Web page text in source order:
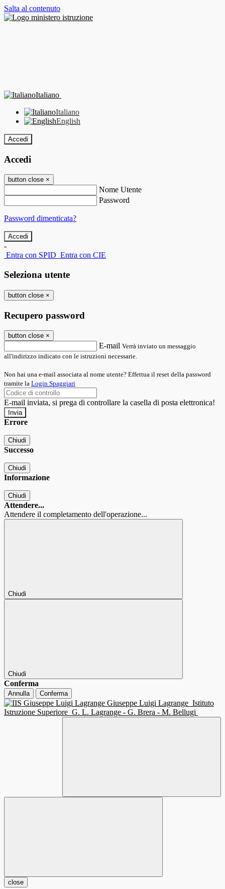
Salta al contenuto
Italiano
Italiano
English
Accedi
Accedi
button close ×
Nome Utente
Password
Password dimenticata?
-
Entra con SPID Entra con CIE
Seleziona utente
button close ×
Recupero password
button close ×
E-mail Verrà inviato un messaggio
all'indirizzo indicato con le istruzioni necessarie.
Non hai una e-mail associata al nome utente? Effettua il reset della password
tramite la Login Spaggiari
E-mail inviata, si prega di controllare la casella di posta elettronica!
Errore
Chiudi
Successo
Chiudi
Informazione
Chiudi
Attendere...
Attendere il completamento dell'operazione...
Chiudi
Chiudi
Conferma
Annulla Conferma
Giuseppe Luigi Lagrange Istituto
Istruzione Superiore G. L. Lagrange - G. Brera - M. Bellugi
close